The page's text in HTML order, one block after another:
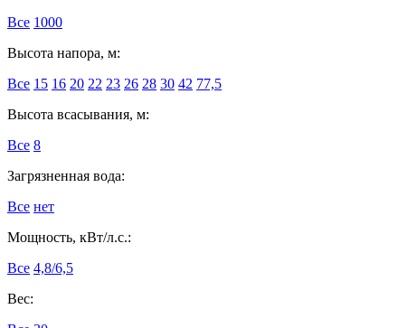
Все 1000
Высота напора, м:
Все 15 16 20 22 23 26 28 30 42 77,5
Высота всасывания, м:
Все 8
Загрязненная вода:
Все нет
Мощность, кВт/л.с.:
Все 4,8/6,5
Вес: